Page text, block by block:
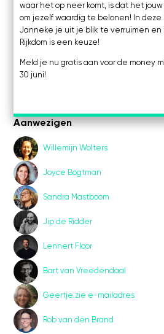
waar het op neer komt, is dat het
om jezelf waardig te belonen! In deze
Janneke je uit je blik te verruimen en
Rijkdom is een keuze!
Meld je nu gratis aan voor de money
30 juni!
Aanwezigen
Willemijn Wolters
Joyce Bogtman
Sandra Mastboom
Jip de Ridder
Lennert Floor
Bart van Vreedendaal
Geertje zie e-mailadres
Rob van den Brand